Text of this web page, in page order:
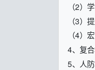
（2）
（3）
（4）
4、复
5、人